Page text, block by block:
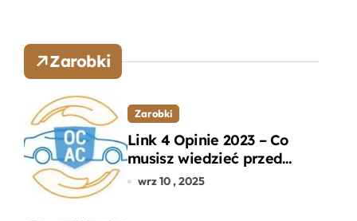
Zarobki
Zarobki
Link 4 Opinie 2023 – Co
musisz wiedzieć przed
wyborem ubezpieczenia
wrz 10 , 2025